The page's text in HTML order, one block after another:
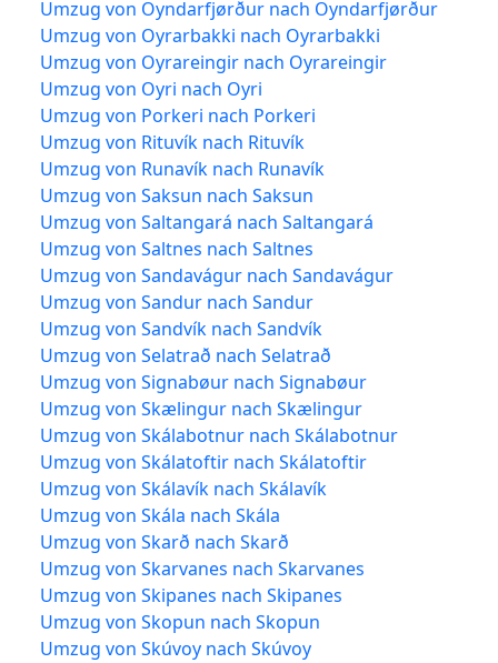
Umzug von Oyndarfjørður nach Oyndarfjørður
Umzug von Oyrarbakki nach Oyrarbakki
Umzug von Oyrareingir nach Oyrareingir
Umzug von Oyri nach Oyri
Umzug von Porkeri nach Porkeri
Umzug von Rituvík nach Rituvík
Umzug von Runavík nach Runavík
Umzug von Saksun nach Saksun
Umzug von Saltangará nach Saltangará
Umzug von Saltnes nach Saltnes
Umzug von Sandavágur nach Sandavágur
Umzug von Sandur nach Sandur
Umzug von Sandvík nach Sandvík
Umzug von Selatrað nach Selatrað
Umzug von Signabøur nach Signabøur
Umzug von Skælingur nach Skælingur
Umzug von Skálabotnur nach Skálabotnur
Umzug von Skálatoftir nach Skálatoftir
Umzug von Skálavík nach Skálavík
Umzug von Skála nach Skála
Umzug von Skarð nach Skarð
Umzug von Skarvanes nach Skarvanes
Umzug von Skipanes nach Skipanes
Umzug von Skopun nach Skopun
Umzug von Skúvoy nach Skúvoy